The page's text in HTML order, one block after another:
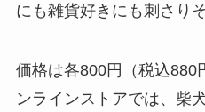
にも雑貨好きにも刺さり
価格は各800円（税込880
ンラインストアでは、柴